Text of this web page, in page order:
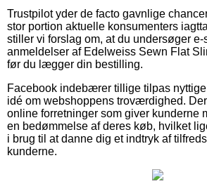
Trustpilot yder de facto gavnlige
stor portion aktuelle konsumenters
stiller vi forslag om, at du undersøger
anmeldelser af Edelweiss Sewn Flat
før du lægger din bestilling.
Facebook indebærer tillige tilpas
idé om webshoppens troværdighed.
online forretninger som giver kunderne
en bedømmelse af deres køb, hvilket
i brug til at danne dig et indtryk af
kunderne.